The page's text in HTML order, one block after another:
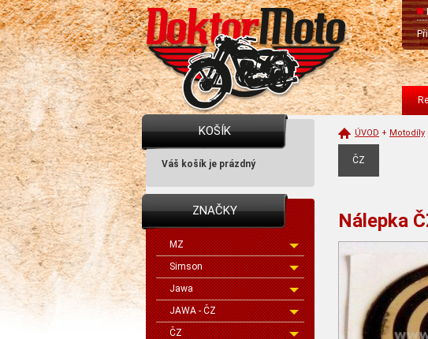
KOŠÍK
Váš košík je prázdný
ZNAČKY
MZ
Simson
Jawa
JAWA - ČZ
ČZ
ÚVOD + Motodíly
ČZ
Nálepka